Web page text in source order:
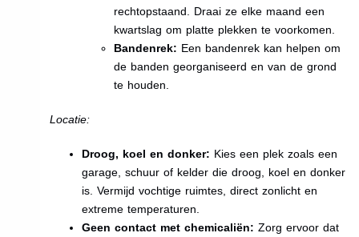
rechtopstaand. Draai ze elke maand een
kwartslag om platte plekken te voorkomen.
Bandenrek: Een bandenrek kan helpen om
de banden georganiseerd en van de grond
te houden.
Locatie:
Droog, koel en donker: Kies een plek zoals een
garage, schuur of kelder die droog, koel en donker
is. Vermijd vochtige ruimtes, direct zonlicht en
extreme temperaturen.
Geen contact met chemicaliën: Zorg ervoor dat